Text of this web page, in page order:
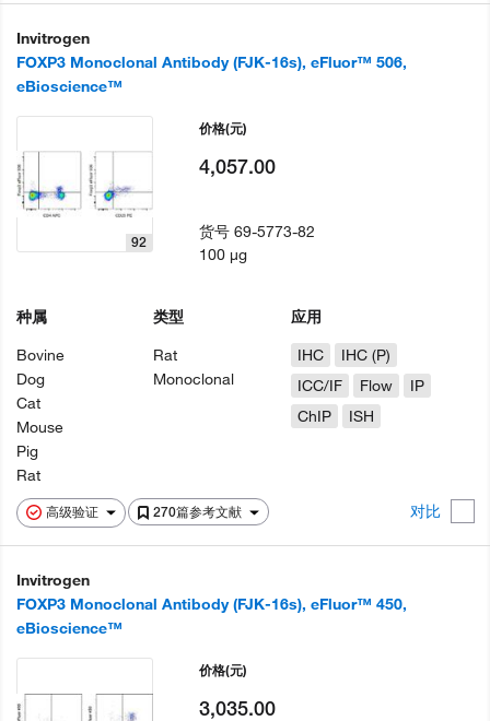
Invitrogen
FOXP3 Monoclonal Antibody (FJK-16s), eFluor™ 506,
eBioscience™
高级验证 270篇参考文献 对比
92
种属
Bovine
Dog
Cat
Mouse
Pig
Rat
类型
Rat
Monoclonal
应用
IHC
IHC (P)
ICC/IF
Flow
IP
ChIP
ISH
价格(元)
4,057.00
货号69-5773-82
100 µg
Invitrogen
FOXP3 Monoclonal Antibody (FJK-16s), eFluor™ 450,
eBioscience™
价格(元)
3,035.00